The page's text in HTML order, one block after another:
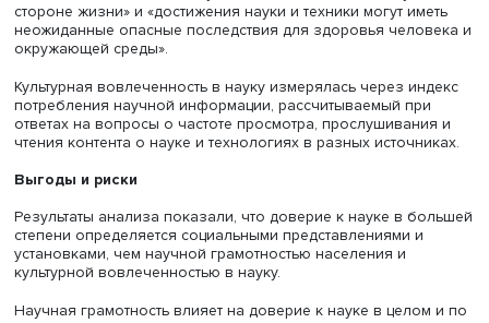
которые работают на благо человечества». Научная
грамотность оценивалась при помощи короткого теста,
предложенных суждений, причем переменные были
разделены на предметную научную грамотность и
научной картины мира и (не)склонность к
конспирологическим убеждениям (например, согласие
утверждению «прививки гораздо чаще приводят к
Еще одна переменная – установки по отношению к
технологиям оценивалась с помощью двух
веры в пользу науки и технологий и восприимчивости к
рискам развития науки и технологий. Первый